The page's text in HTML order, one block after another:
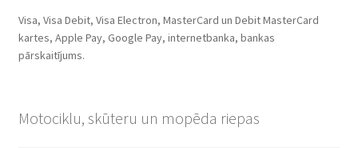
Visa, Visa Debit, Visa Electron, MasterCard un Debit MasterCard
kartes, Apple Pay, Google Pay, internetbanka, bankas
pārskaitījums.
Motociklu, skūteru un mopēda riepas